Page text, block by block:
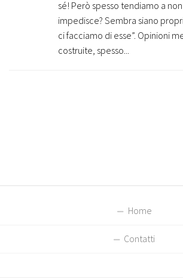
sé! Però spesso tendiamo a
impedisce? Sembra siano
ci facciamo di esse”. Opinioni
costruite, spesso...
Home
Contatti